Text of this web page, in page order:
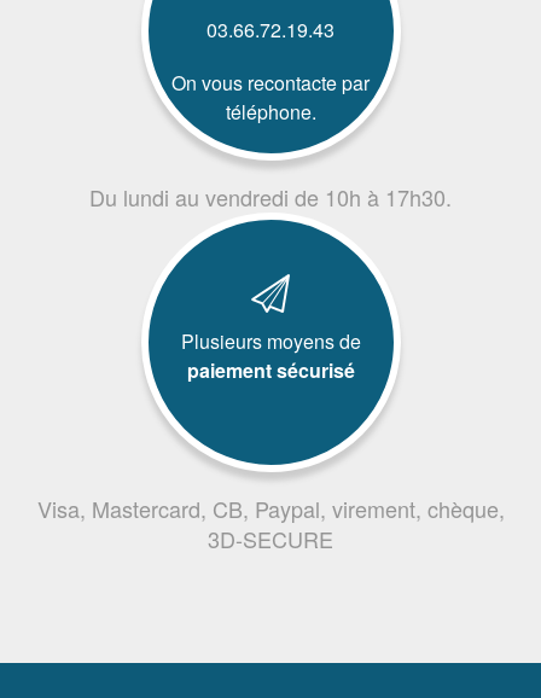
03.66.72.19.43
On vous recontacte par
téléphone.
Du lundi au vendredi de 10h à 17h30.
Plusieurs moyens de
paiement sécurisé
Visa, Mastercard, CB, Paypal, virement, chèque,
3D-SECURE